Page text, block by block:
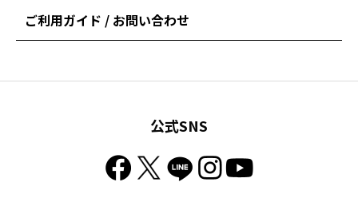
ご利用ガイド / お問い合わせ
公式SNS